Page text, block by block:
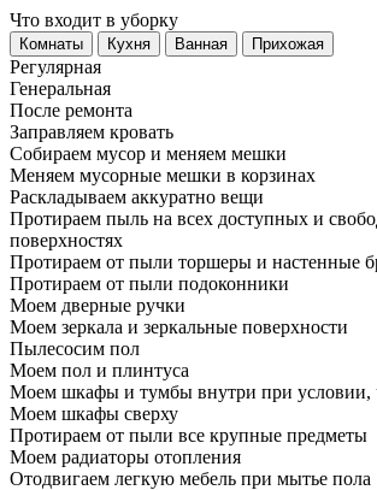
Что входит в уборку
Регу­лярная
Гене­ральная
После ремонта
Заправляем кровать
Собираем мусор и меняем мешки
Меняем мусорные мешки в корзинах
Раскладываем аккуратно вещи
Протираем пыль на всех доступных и
поверхностях
Протираем от пыли торшеры и настенные
Протираем от пыли подоконники
Моем дверные ручки
Моем зеркала и зеркальные поверхности
Пылесосим пол
Моем пол и плинтуса
Моем шкафы и тумбы внутри при условии,
Моем шкафы сверху
Протираем от пыли все крупные предметы
Моем радиаторы отопления
Отодвигаем легкую мебель при мытье пола